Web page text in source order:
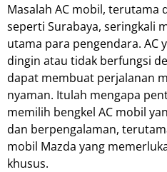
Masalah AC mobil, terutama
seperti Surabaya, seringkali
utama para pengendara. AC
dingin atau tidak berfungsi
dapat membuat perjalanan
nyaman. Itulah mengapa
memilih bengkel AC mobil
dan berpengalaman,
mobil Mazda yang
khusus.